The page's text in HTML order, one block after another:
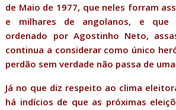
de Maio de 1977, que neles forram
e milhares de angolanos, e
ordenado por Agostinho Neto,
continua a considerar como único
perdão sem verdade não passa de
Já no que diz respeito ao clima
há indícios de que as próximas